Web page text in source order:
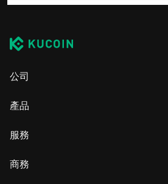
公司
產品
服務
商務